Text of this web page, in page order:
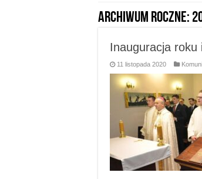
Archiwum roczne:
Inauguracja roku
11 listopada 2020